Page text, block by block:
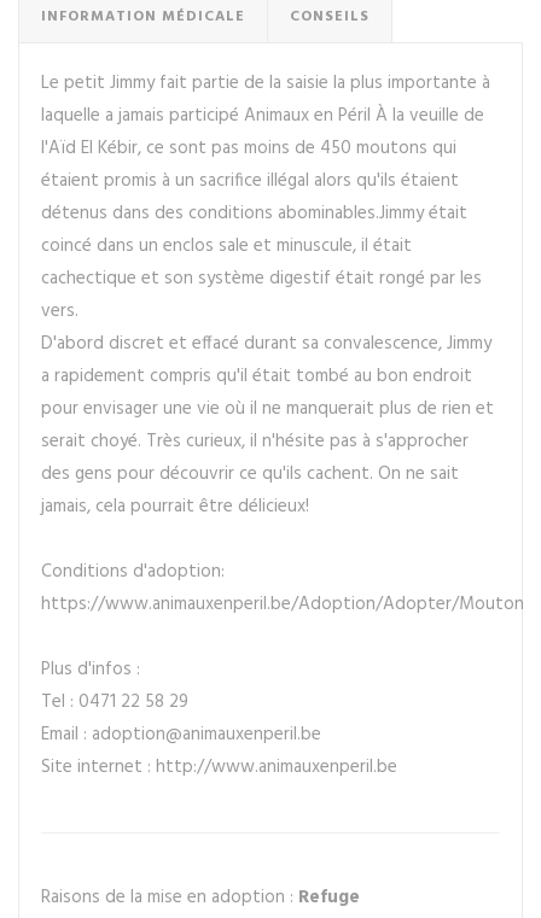
INFORMATION MÉDICALE CONSEILS
Le petit Jimmy fait partie de la saisie la plus importante à
laquelle a jamais participé Animaux en Péril À la veuille de
l'Aïd El Kébir, ce sont pas moins de 450 moutons qui
étaient promis à un sacrifice illégal alors qu'ils étaient
détenus dans des conditions abominables.Jimmy était
coincé dans un enclos sale et minuscule, il était
cachectique et son système digestif était rongé par les
vers.
D'abord discret et effacé durant sa convalescence, Jimmy
a rapidement compris qu'il était tombé au bon endroit
pour envisager une vie où il ne manquerait plus de rien et
serait choyé. Très curieux, il n'hésite pas à s'approcher
des gens pour découvrir ce qu'ils cachent. On ne sait
jamais, cela pourrait être délicieux!
Conditions d'adoption:
https://www.animauxenperil.be/Adoption/Adopter/Mouton
Plus d'infos :
Tel : 0471 22 58 29
Email : adoption@animauxenperil.be
Site internet : http://www.animauxenperil.be
Raisons de la mise en adoption : Refuge